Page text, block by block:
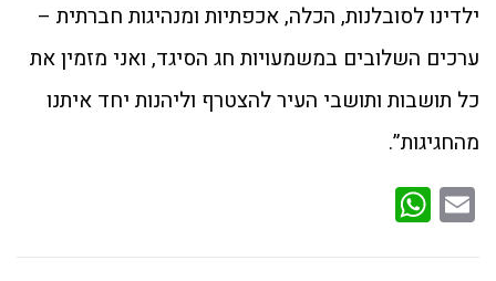
ילדינו לסובלנות, הכלה, אכפתיות ומנהיגות חברתית –
ערכים השלובים במשמעויות חג הסיגד, ואני מזמין את
כל תושבות ותושבי העיר להצטרף וליהנות יחד איתנו
מהחגיגות”.
Email